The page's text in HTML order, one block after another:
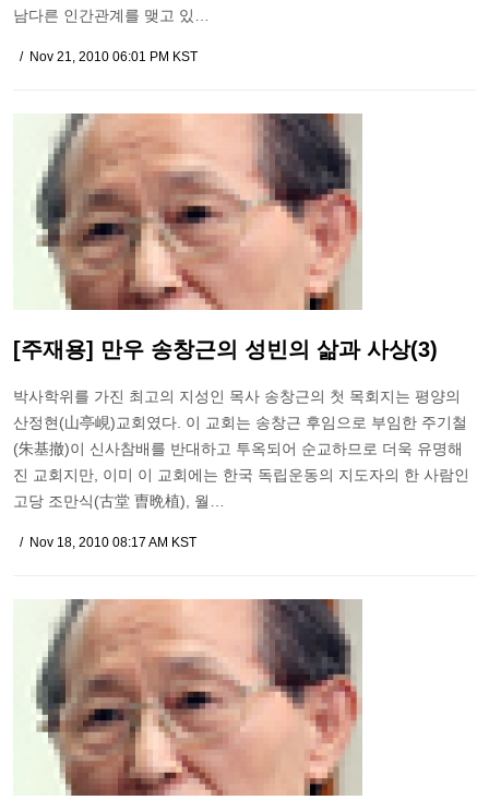
남다른 인간관계를 맺고 있…
Nov 21, 2010 06:01 PM KST
[주재용] 만우 송창근의 성빈의 삶과 사상(3)
박사학위를 가진 최고의 지성인 목사 송창근의 첫 목회지는 평양의
산정현(山亭峴)교회였다. 이 교회는 송창근 후임으로 부임한 주기철
(朱基撤)이 신사참배를 반대하고 투옥되어 순교하므로 더욱 유명해
진 교회지만, 이미 이 교회에는 한국 독립운동의 지도자의 한 사람인
고당 조만식(古堂 曺晩植), 월…
Nov 18, 2010 08:17 AM KST